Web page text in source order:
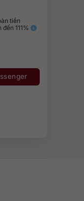
tiền
đến 111%